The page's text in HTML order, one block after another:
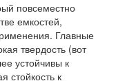
повсеместно
емкостей,
Главные
твердость (вот
устойчивы к
стойкость к